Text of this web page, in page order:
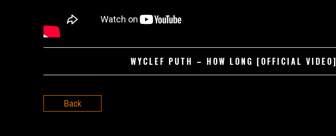
WYCLEF PUTH – HOW LONG [OFFICIAL VIDEO]
Back